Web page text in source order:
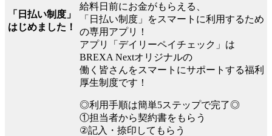
「日払い制度」
はじめました！
給料日前にお金がもらえる、
「日払い制度」をスマートに利用するため
の専用アプリ！
アプリ「デイリーペイチェック」は
BREXA Nextオリジナルの
働く皆さんをスマートにサポートする福利
厚生制度です！
◎利用手順は簡単5ステップで完了◎
①担当者から契約書をもらう
②記入・捺印してもらう